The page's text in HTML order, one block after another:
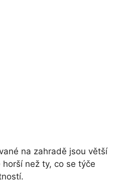
na zahradě jsou větší
horší než ty, co se týče